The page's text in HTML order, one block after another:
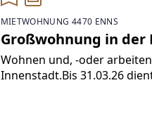
MIETWOHNUNG 4470 ENNS
Großwohnung in der
Wohnen und, -oder
Innenstadt.Bis 31.03.26